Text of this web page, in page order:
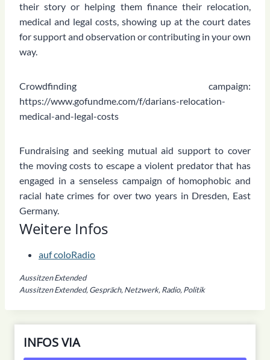
Aussitzen Extended
Aussitzen Extended, Gespräch, Netzwerk, Radio, Politik
Weitere Infos
auf coloRadio
their story or helping them finance their relocation,
medical and legal costs, showing up at the court dates
for support and observation or contributing in your own
way.
Crowdfinding campaign:
https://www.gofundme.com/f/darians-relocation-
medical-and-legal-costs
Fundraising and seeking mutual aid support to cover
the moving costs to escape a violent predator that has
engaged in a senseless campaign of homophobic and
racial hate crimes for over two years in Dresden, East
Germany.
INFOS VIA